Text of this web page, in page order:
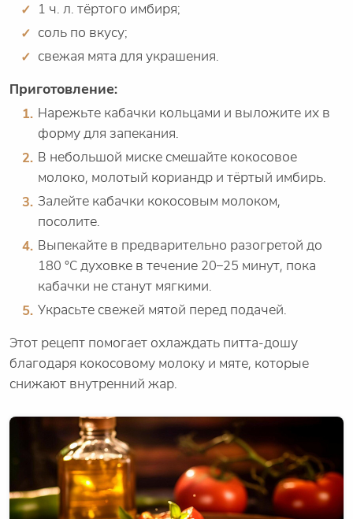
1 ч. л. тёртого имбиря;
соль по вкусу;
свежая мята для украшения.
Приготовление:
Нарежьте кабачки кольцами и выложите их в
форму для запекания.
В небольшой миске смешайте кокосовое
молоко, молотый кориандр и тёртый имбирь.
Залейте кабачки кокосовым молоком,
посолите.
Выпекайте в предварительно разогретой до
180 °C духовке в течение 20–25 минут, пока
кабачки не станут мягкими.
Украсьте свежей мятой перед подачей.
Этот рецепт помогает охлаждать питта-дошу
благодаря кокосовому молоку и мяте, которые
снижают внутренний жар.